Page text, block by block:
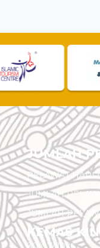
JUMLAH
PELAWAT HARI
JUMLAH
JUMLAH
KEMAS